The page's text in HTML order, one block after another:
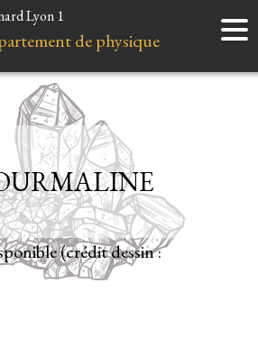
Accueil
Instruments
Liens et ressources
Lyon 1
de physique
(crédit dessin :